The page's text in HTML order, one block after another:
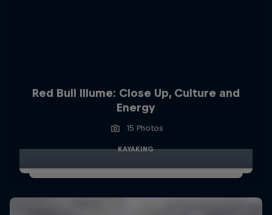
Red Bull Illume: Close Up, Culture and
Energy
15 Photos
KAYAKING